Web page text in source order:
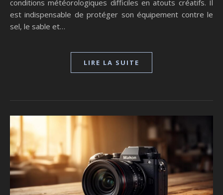
conditions météorologiques difficiles en atouts créatifs. Il
est indispensable de protéger son équipement contre le
sel, le sable et…
LIRE LA SUITE